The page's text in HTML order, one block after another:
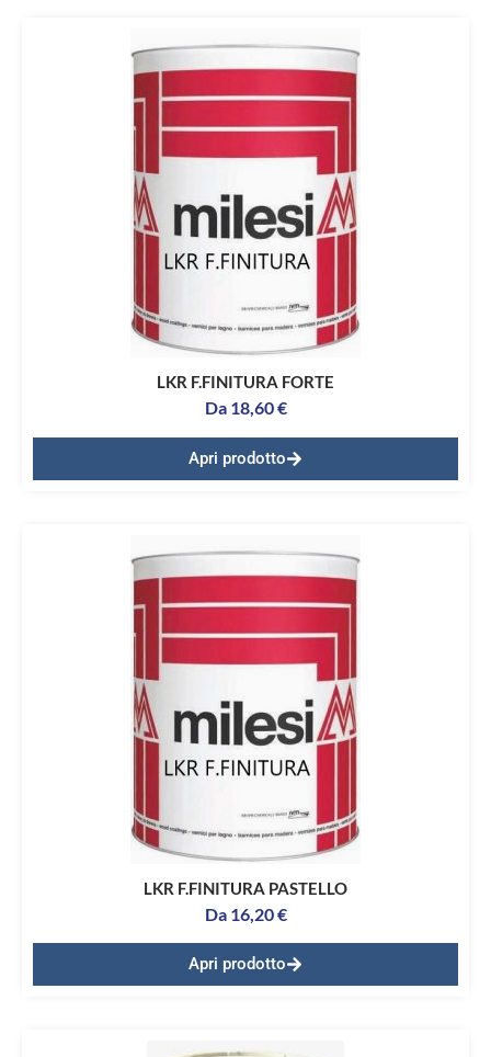
LKR F.FINITURA FORTE
Da 18,60€
Apri prodotto
LKR F.FINITURA PASTELLO
Da 16,20€
Apri prodotto